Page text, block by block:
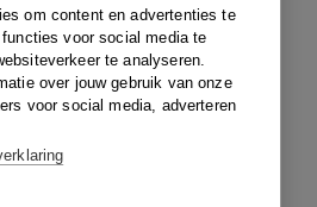
om content en advertenties te
voor social media te
te analyseren.
over jouw gebruik van onze
voor social media, adverteren